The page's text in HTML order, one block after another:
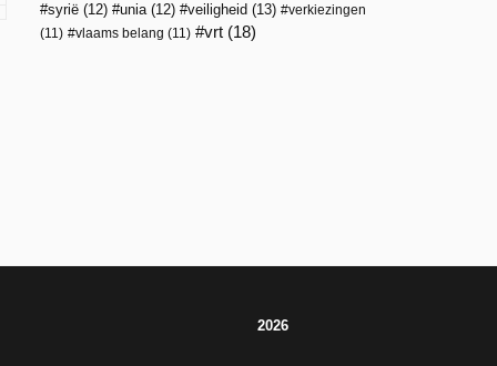
syrië (12) unia(12) veiligheid (13)
verkiezingen
(11)
vlaams belang (11) vrt (18)
2026